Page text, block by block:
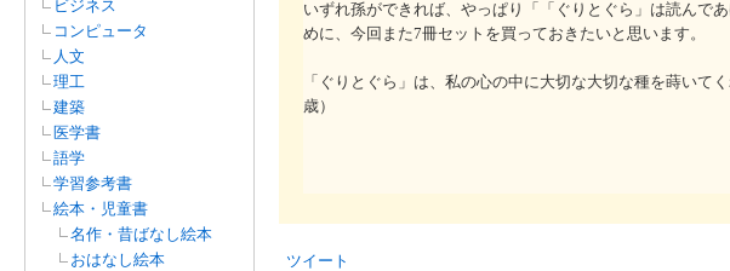
ビジネス
コンピュータ
人文
理工
建築
医学書
語学
学習参考書
絵本・児童書
名作・昔ばなし絵本
おはなし絵本
いずれ孫ができれば、やっぱり「「ぐりとぐら」は読んで
めに、今回また7冊セットを買っておきたいと思います。
「ぐりとぐら」は、私の心の中に大切な大切な種を蒔い
歳）
ツイート